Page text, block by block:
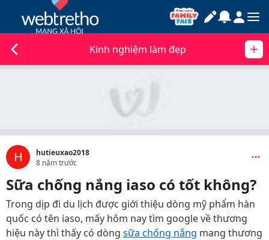
Kinh nghiệm làm đẹp
H
hutieuxao2018
8 năm trước
Sữa chống nắng iaso có tốt không?
Trong dịp đi du lịch được giới thiệu dòng mỹ phẩm hàn
quốc có tên iaso, mấy hôm nay tìm google về thương
hiệu này thì thấy có dòng sữa chống nắng mang thương